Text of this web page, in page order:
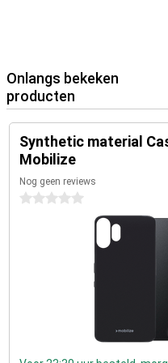
Onlangs bekeken
producten
Synthetic material
Mobilize
Nog geen reviews
0 sterren